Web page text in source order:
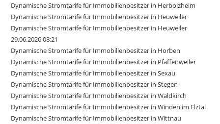
Dynamische Stromtarife für Immobilienbesitzer in Herbolzheim
Dynamische Stromtarife für Immobilienbesitzer in Heuweiler
Dynamische Stromtarife für Immobilienbesitzer in Heuweiler
29.06.2026 08:21
Dynamische Stromtarife für Immobilienbesitzer in Horben
Dynamische Stromtarife für Immobilienbesitzer in Pfaffenweiler
Dynamische Stromtarife für Immobilienbesitzer in Sexau
Dynamische Stromtarife für Immobilienbesitzer in Stegen
Dynamische Stromtarife für Immobilienbesitzer in Waldkirch
Dynamische Stromtarife für Immobilienbesitzer in Winden im Elztal
Dynamische Stromtarife für Immobilienbesitzer in Wittnau